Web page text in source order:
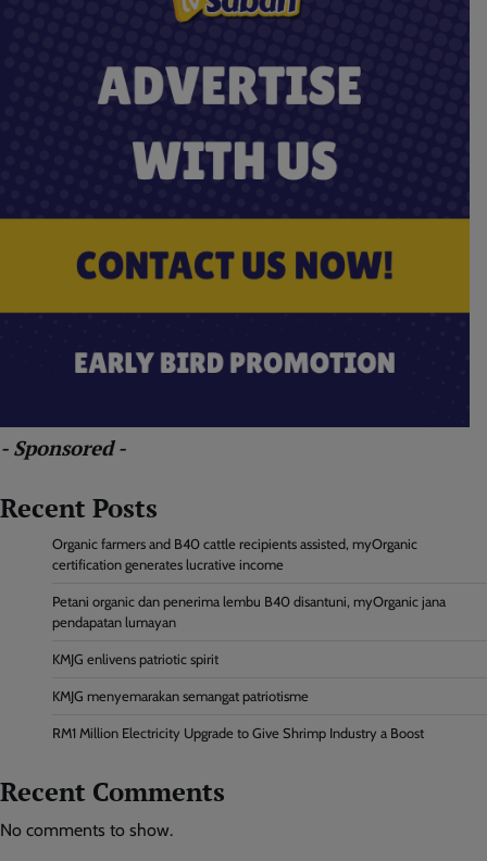
- Sponsored -
Recent Posts
Organic farmers and B40 cattle recipients assisted, myOrganic
certification generates lucrative income
Petani organic dan penerima lembu B40 disantuni, myOrganic jana
pendapatan lumayan
KMJG enlivens patriotic spirit
KMJG menyemarakan semangat patriotisme
RM1 Million Electricity Upgrade to Give Shrimp Industry a Boost
Recent Comments
No comments to show.